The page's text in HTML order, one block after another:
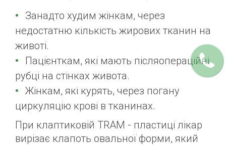
Занадто худим жінкам, через
недостатню кількість жирових тканин на
животі.
Пацієнткам, які мають післяопераційні
рубці на стінках живота.
Жінкам, які курять, через погану
циркуляцію крові в тканинах.
При клаптиковій TRAM - пластиці лікар
вирізає клапоть овальної форми, який